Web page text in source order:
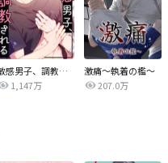
敏感男子、調教される
1,147万
激痛～執着の檻～
207.0万